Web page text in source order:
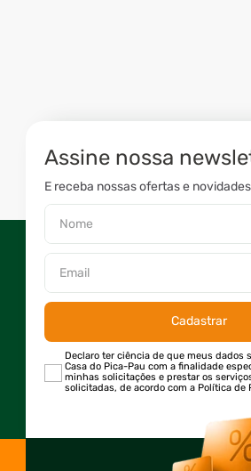
Assine nossa
E receba nossas ofertas e
Cadastrar
Declaro ter ciência de que meus dados
Casa do Pica-Pau com a finalidade
minhas solicitações e prestar os
solicitadas, de acordo com a Política de